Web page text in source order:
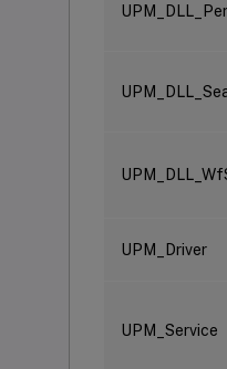
UPM_Driver
UPM_Service